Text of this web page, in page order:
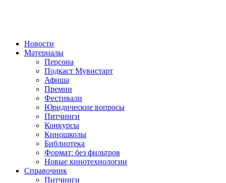
Новости
Материалы
Персона
Подкаст Мувистарт
Афиша
Премии
Фестивали
Юридические вопросы
Питчинги
Конкурсы
Киношколы
Библиотека
Формат: без фильтров
Новые кинотехнологии
Справочник
Питчинги